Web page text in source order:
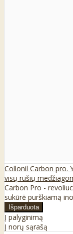
Collonil Carbon pro.
visų rūšių
Carbon Pro -
sukūrė purškiamą
Į palyginimą
Į norų sąrašą